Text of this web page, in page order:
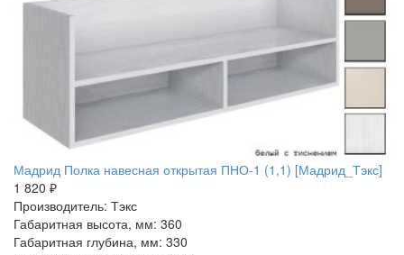
Мадрид Полка навесная открытая ПНО-1 (1,1) [Мадрид_Тэкс]
1 820 ₽
Производитель: Тэкс
Габаритная высота, мм: 360
Габаритная глубина, мм: 330